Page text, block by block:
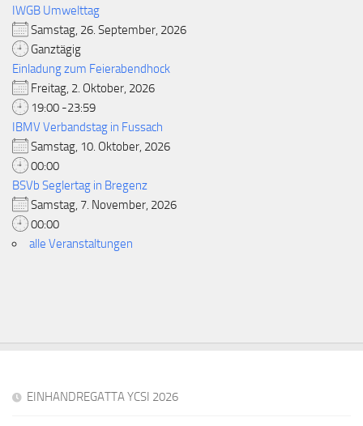
IWGB Umwelttag
Samstag, 26. September, 2026
Ganztägig
Einladung zum Feierabendhock
Freitag, 2. Oktober, 2026
19:00 -23:59
IBMV Verbandstag in Fussach
Samstag, 10. Oktober, 2026
00:00
BSVb Seglertag in Bregenz
Samstag, 7. November, 2026
00:00
alle Veranstaltungen
EINHANDREGATTA YCSI 2026